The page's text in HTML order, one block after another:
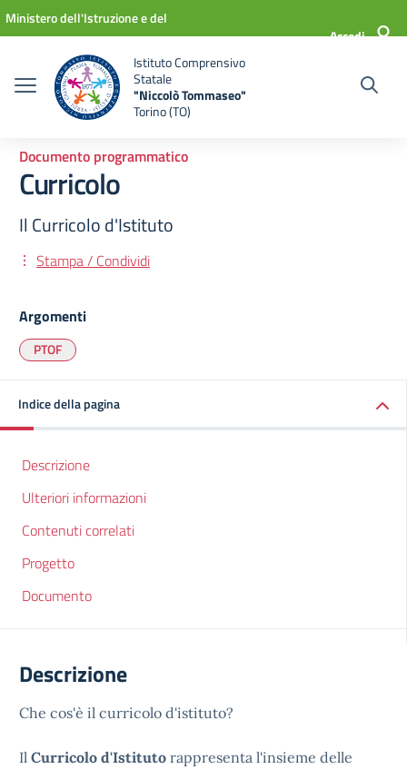
Vai ai contenuti
Vai al menu di navigazione
Vai al footer
Ministero dell'Istruzione e del
Accedi
Istituto Comprensivo
Statale
"Niccolò Tommaseo"
Torino (TO)
Documento programmatico
Curricolo
Il Curricolo d'Istituto
Stampa / Condividi
Argomenti
PTOF
Indice della pagina
Descrizione
Ulteriori informazioni
Contenuti correlati
Progetto
Documento
Descrizione
Che cos'è il curricolo d'istituto?
Il Curricolo d'Istituto rappresenta l'insieme delle